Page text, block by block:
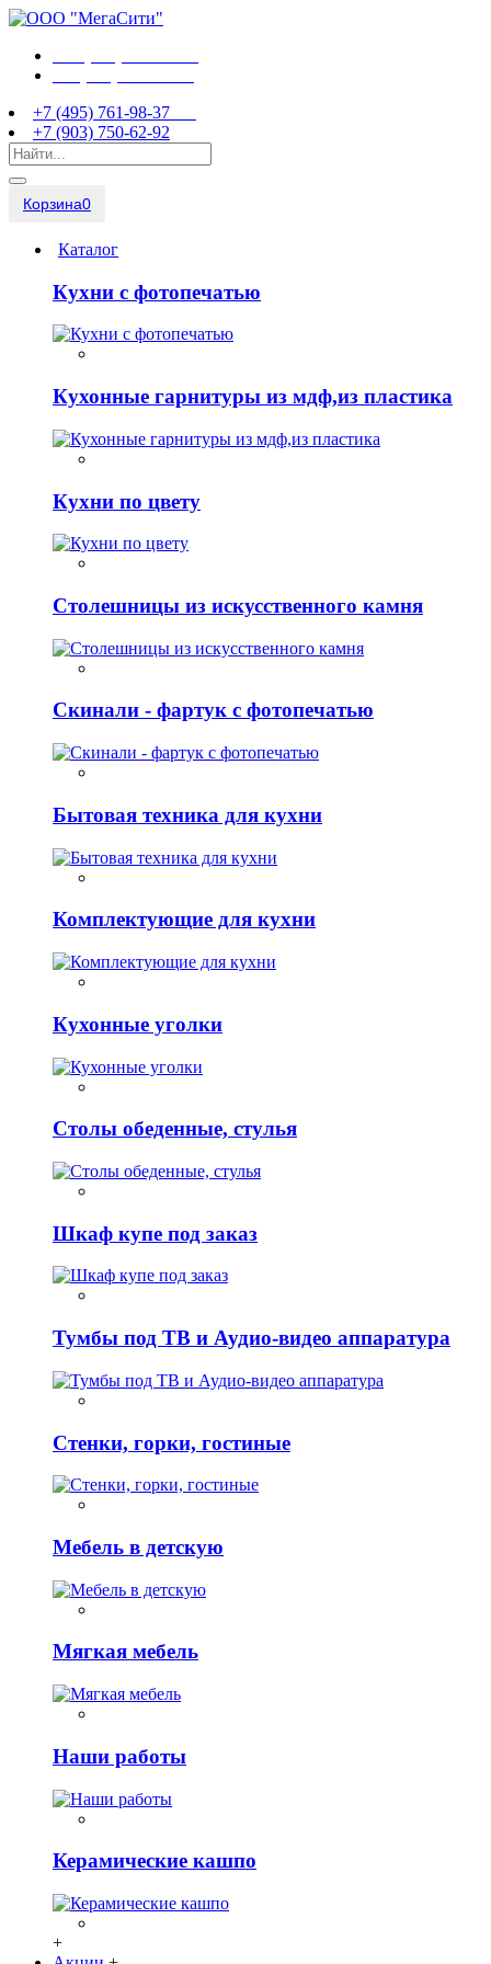
+7 (495) 761-98-37
+7 (903) 750-62-92
Корзина0
Каталог
Кухни с фотопечатью
Кухонные гарнитуры из мдф,из пластика
Кухни по цвету
Столешницы из искусственного камня
Скинали - фартук с фотопечатью
Бытовая техника для кухни
Комплектующие для кухни
Кухонные уголки
Столы обеденные, стулья
Шкаф купе под заказ
Тумбы под ТВ и Аудио-видео аппаратура
Стенки, горки, гостиные
Мебель в детскую
Мягкая мебель
Наши работы
Керамические кашпо
+